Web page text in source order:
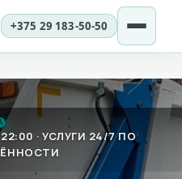
+375 29 183-50-50
· УСЛУГИ 24/7 ПО